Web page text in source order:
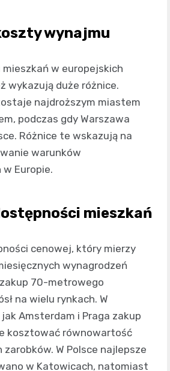
wynajmu
w europejskich
wykazują duże różnice.
najdroższym miastem
podczas gdy Warszawa
Różnice te wskazują na
warunków
Europie.
mieszkań
cenowej, który mierzy
wynagrodzeń
70-metrowego
na wielu rynkach. W
Amsterdam i Praga zakup
kosztować równowartość
W Polsce najlepsze
w Katowicach, natomiast